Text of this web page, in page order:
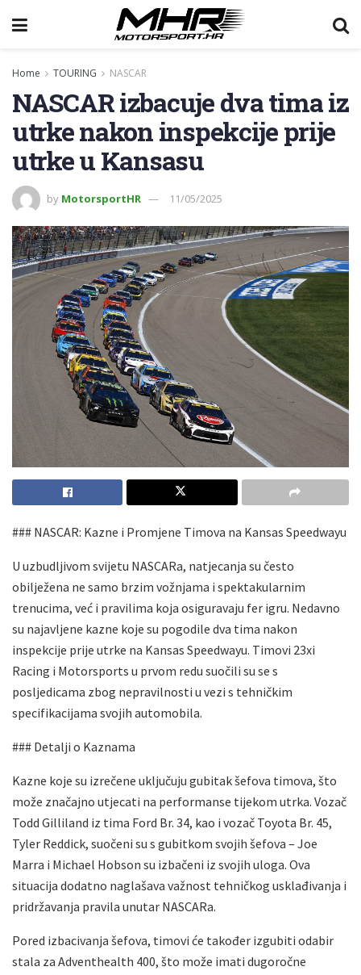
Home TOURING NASCAR
NASCAR izbacuje dva tima iz
utrke nakon inspekcije prije
utrke u Kansasu
by MotorsportHR 11/05/2025
### NASCAR: Kazne i Promjene Timova na Kansas Speedwayu
U uzbudljivom svijetu NASCARa, natjecanja su često
obilježena ne samo brzim vožnjama i spektakularnim
trenucima, već i pravilima koja osiguravaju fer igru. Nedavno
su najavljene kazne koje su pogodile dva tima nakon
inspekcije prije utrke na Kansas Speedwayu. Timovi 23xi
Racing i Motorsports u prvom redu suočili su se s
posljedicama zbog nepravilnosti u vezi s tehničkim
specifikacijama svojih automobila.
### Detalji o Kaznama
Kazne koje su izrečene uključuju gubitak šefova timova, što
može značajno utjecati na performanse tijekom utrka. Vozač
Todd Gilliland iz tima Ford Br. 34, kao i vozač Toyota Br. 45,
Tyler Reddick, suočeni su s gubitkom svojih šefova – Joe
Marra i Michael Hobson su izbačeni iz svojih uloga. Ova
situacija dodatno naglašava važnost tehničkog usklađivanja i
pridržavanja pravila unutar NASCARa.
Pored izbacivanja šefova, timovi će također izgubiti odabir
stala za Adventhealth 400, što može imati dugoročne